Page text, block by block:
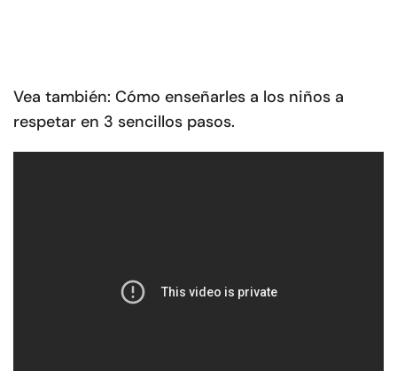
Vea también: Cómo enseñarles a los niños a
respetar en 3 sencillos pasos.